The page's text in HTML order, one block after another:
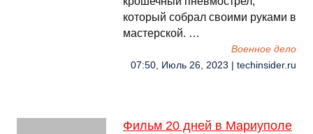
который собрал своими руками в
мастерской. …
Военное дело
07:50, Июль 26, 2023 | techinsider.ru
Фильм 20 дней в Мариуполе